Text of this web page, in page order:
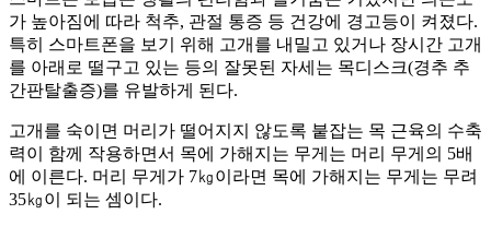
가 높아짐에 따라 척추, 관절 통증 등 건강에 경고등이 켜졌다.
특히 스마트폰을 보기 위해 고개를 내밀고 있거나 장시간 고개
를 아래로 떨구고 있는 등의 잘못된 자세는 목디스크(경추 추
간판탈출증)를 유발하게 된다.
고개를 숙이면 머리가 떨어지지 않도록 붙잡는 목 근육의 수축
력이 함께 작용하면서 목에 가해지는 무게는 머리 무게의 5배
에 이른다. 머리 무게가 7㎏이라면 목에 가해지는 무게는 무려
35㎏이 되는 셈이다.